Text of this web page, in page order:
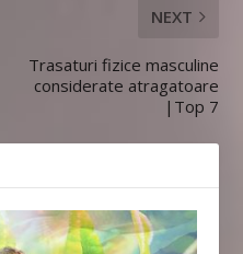
NEXT
Trasaturi fizice masculine
considerate atragatoare
|Top 7